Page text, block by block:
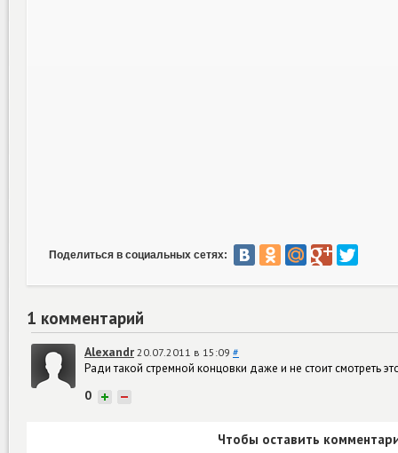
Поделиться в социальных сетях:
1 комментарий
Alexandr 20.07.2011 в 15:09 #
Ради такой стремной концовки даже и не стоит смотреть
0 + −
Чтобы оставить